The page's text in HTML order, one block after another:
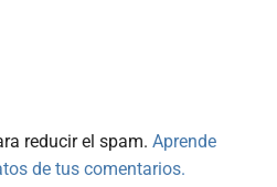
reducir el spam. Aprende
de tus comentarios.